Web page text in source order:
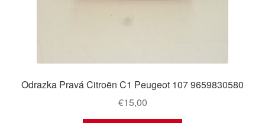
Odrazka Pravá Citroën C1 Peugeot 107 9659830580
€15,00